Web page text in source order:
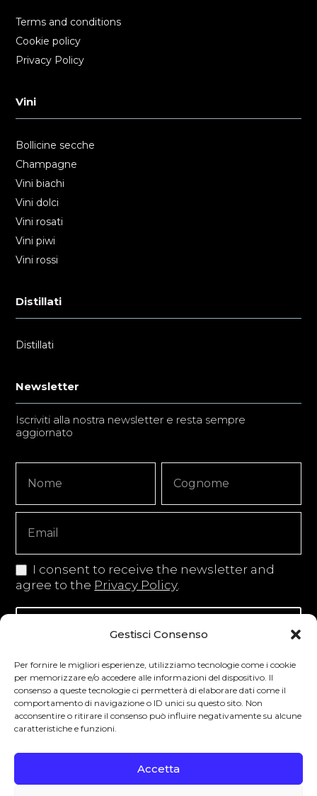
Gestisci Consenso
Per fornire le migliori esperienze, utilizziamo tecnologie come i cookie
per memorizzare e/o accedere alle informazioni del dispositivo. Il
consenso a queste tecnologie ci permetterà di elaborare dati come il
comportamento di navigazione o ID unici su questo sito. Non
acconsentire o ritirare il consenso può influire negativamente su alcune
caratteristiche e funzioni.
Accetta
Terms and conditions
Cookie policy
Privacy Policy
Vini
Bollicine secche
Champagne
Vini biachi
Vini dolci
Vini rosati
Vini piwi
Vini rossi
Distillati
Distillati
Newsletter
Iscriviti alla nostra newsletter e resta sempre
aggiornato
Signup
Copy
I consent to receive the newsletter and
agree to the Privacy Policy
Iscriviti alla newsletter
Degustibus invita al consumo responsabile.
La vendita di bevande alcoliche è vietata ai
Paese di residenza. L’abuso di alcol è
pericoloso per la salute.